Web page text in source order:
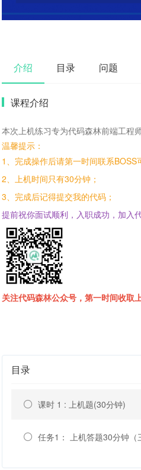
介绍 目录 问题
课程介绍
本次上机练习专为代码森林前端工程
温馨提示：
1、完成操作后请第一时间联系BOSS
2、上机时间只有30分钟；
3、完成后记得提交我的代码；
提前祝你面试顺利，入职成功，加入
关注代码森林公众号，第一时间收取
目录
课时 1 : 上机题(30分钟)
任务1： 上机答题30分钟（